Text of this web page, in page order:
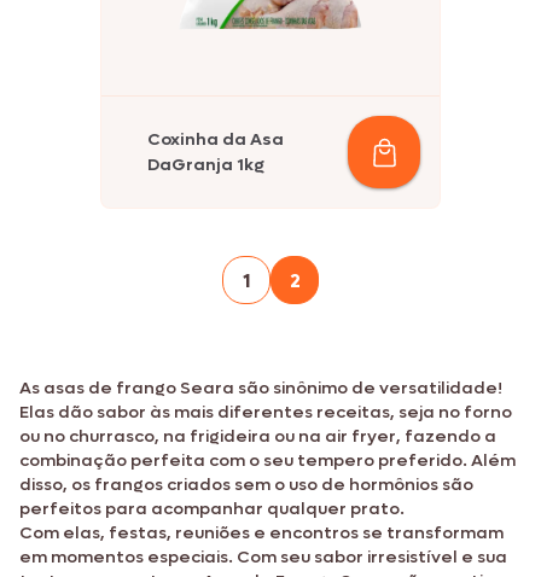
Coxinha da Asa
DaGranja 1kg
1 2
As asas de frango Seara são sinônimo de versatilidade!
Elas dão sabor às mais diferentes receitas, seja no forno
ou no churrasco, na frigideira ou na air fryer, fazendo a
combinação perfeita com o seu tempero preferido. Além
disso, os frangos criados sem o uso de hormônios são
perfeitos para acompanhar qualquer prato.
Com elas, festas, reuniões e encontros se transformam
em momentos especiais. Com seu sabor irresistível e sua